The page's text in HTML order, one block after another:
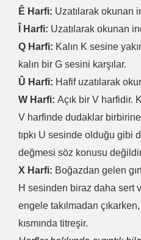
Ê Harfi: Uzatılarak okunan
Î Harfi: Uzatılarak okunan
Q Harfi: Kalın K sesine
kalın bir G sesini karşılar.
Û Harfi: Hafif uzatılarak
W Harfi: Açık bir V harfidir.
V harfinde dudaklar
tıpkı U sesinde olduğu gibi
değmesi söz konusu
X Harfi: Boğazdan gelen
H sesinden biraz daha sert
engele takılmadan
kısmında titreşir.